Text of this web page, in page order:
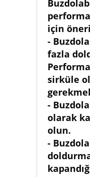
için
-
fazla
sirküle
-
olarak
olun.
-